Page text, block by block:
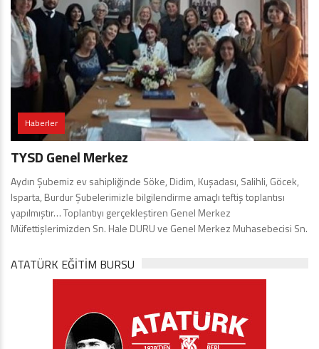
Haberler
TYSD Genel Merkez
Aydın Şubemiz ev sahipliğinde Söke, Didim, Kuşadası, Salihli, Göcek,
Isparta, Burdur Şubelerimizle bilgilendirme amaçlı teftiş toplantısı
yapılmıştır… Toplantıyı gerçekleştiren Genel Merkez
Müfettişlerimizden Sn. Hale DURU ve Genel Merkez Muhasebecisi Sn.
ATATÜRK EĞITIM BURSU